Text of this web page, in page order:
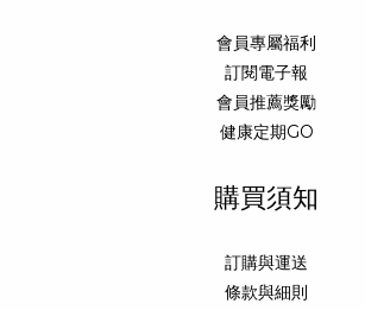
會員專屬福利
訂閱電子報
會員推薦獎勵
健康定期GO
購買須知
訂購與運送
條款與細則